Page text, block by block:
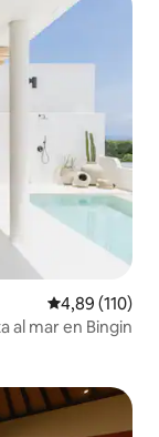
Calificación
4,89 (110)
al mar en Bingin